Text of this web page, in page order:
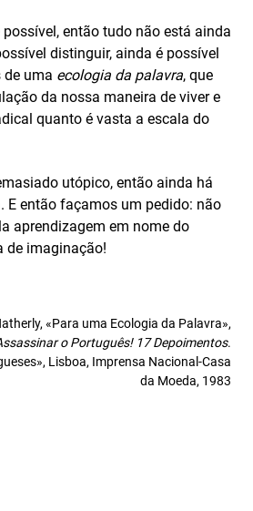
então tudo não está ainda
distinguir, ainda é possível
de uma ecologia da palavra, que
da nossa maneira de viver e
quanto é vasta a escala do
utópico, então ainda há
E então façamos um pedido: não
aprendizagem em nome do
de imaginação!
«Para uma Ecologia da Palavra»,
o Português! 17 Depoimentos.
Lisboa, Imprensa Nacional-Casa
da Moeda, 1983